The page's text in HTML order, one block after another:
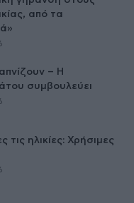
από τα
– Η
συμβουλεύει
τις ηλικίες: Χρήσιμες